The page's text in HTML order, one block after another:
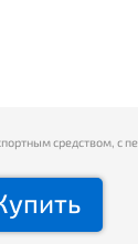
средством, с